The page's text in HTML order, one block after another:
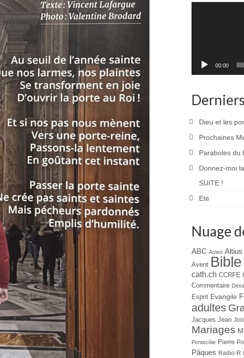
00:00
Dieu et les
Prochaines
Paraboles du
Donnez-moi
SUITE !
Eté
Nuage
ABC Actes Altius
Avent Bible
cath.ch CCRFE
Commentaire
Esprit Evangile
adultes
Jacques Jean Joie
Mariages
Pentecôte Pierre
Pâques Radio-R